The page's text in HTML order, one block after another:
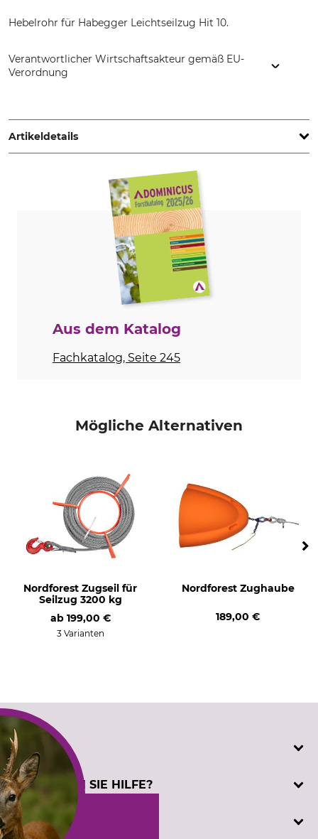
Hebelrohr für Habegger Leichtseilzug Hit 10.
Verantwortlicher Wirtschaftsakteur gemäß EU-
Verordnung
Trubschachen, Switzerland, www.jakob.com
Artikeldetails
Produkttyp
Hebelrohr
Modellbezeichnung
Herstellung
Made in Switzerland
Aus dem Katalog
Fachkatalog, Seite 245
Mögliche Alternativen
Nordforest Zugseil für
Seilzug 3200 kg
ab 199,00 €
3 Varianten
Nordforest Zughaube
189,00 €
SERVICE
Katalogbestellung
Kontakt
Kundenregistrierung
Prüfzeichen
BENÖTIGEN SIE HILFE?
Telefonische Unterstützung und Beratung unter:
+49 (0) 5194 / 970 0
INFORMATIONEN